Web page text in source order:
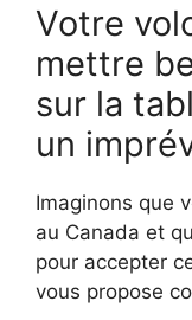
Votre
mettre
sur la
un
Imaginons que
au Canada et
pour accepter
vous propose